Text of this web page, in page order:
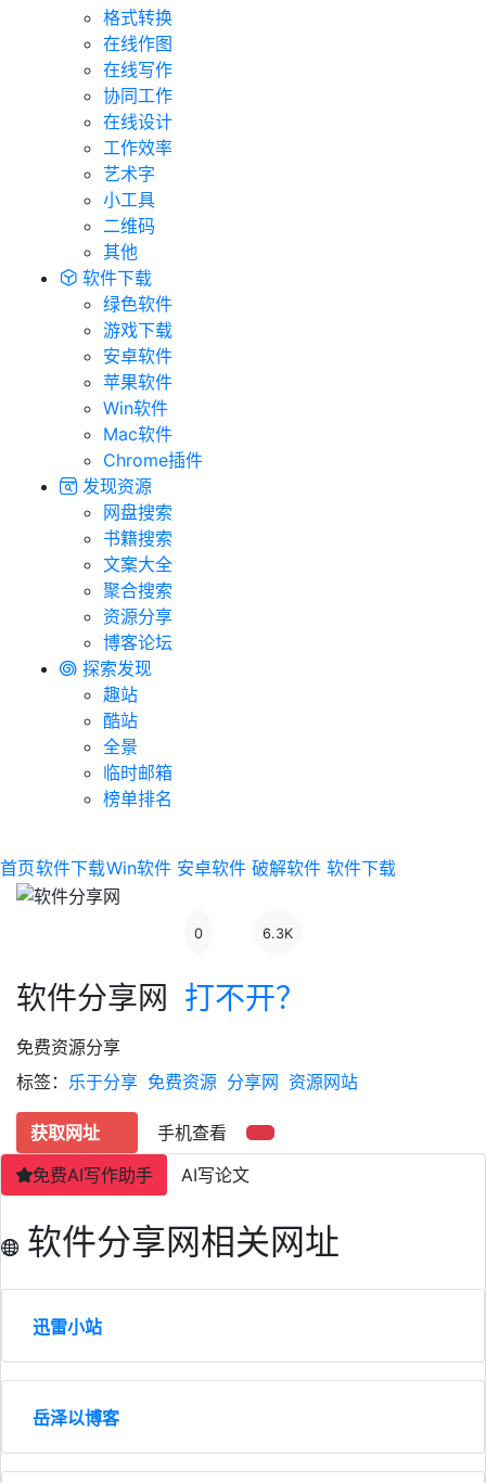
格式转换
在线作图
在线写作
协同工作
在线设计
工作效率
艺术字
小工具
二维码
其他
软件下载
绿色软件
游戏下载
安卓软件
苹果软件
Win软件
Mac软件
Chrome插件
发现资源
网盘搜索
书籍搜索
文案大全
聚合搜索
资源分享
博客论坛
探索发现
趣站
酷站
全景
临时邮箱
榜单排名
首页软件下载Win软件 安卓软件 破解软件 软件下载
0 6.3K
软件分享网 打不开？
免费资源分享
标签： 乐于分享 免费资源 分享网 资源网站
获取网址
手机查看
免费AI写作助手
AI写论文
软件分享网相关网址
迅雷小站
岳泽以博客